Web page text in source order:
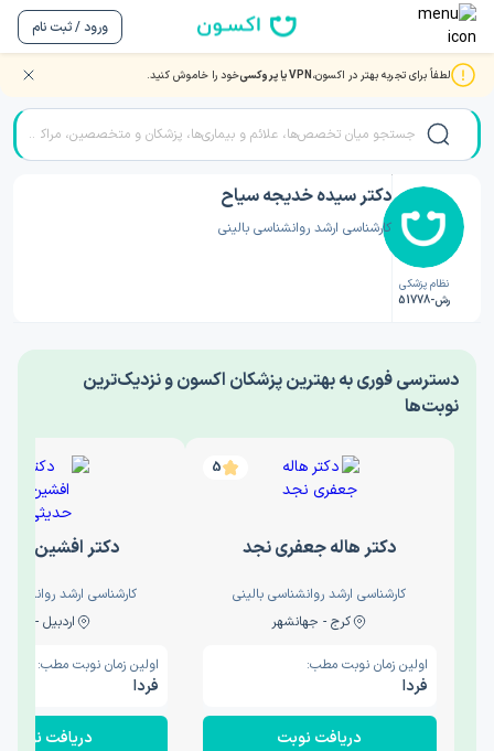
ورود / ثبت نام
لطفاً برای تجربه بهتر در اکسون،VPN یا پروکسی خود را خاموش کنید. صفحه اصلی/دکتر روانشناسی/دکتر سیده خدیجه سیاح
نظام پزشکی
رش-51778
دکتر سیده خدیجه سیاح
کارشناسی ارشد روانشناسی بالینی
‎دسترسی فوری به بهترین پزشکان اکسون و نزدیک‌ترین
نوبت‌ها
5
دکتر هاله جعفری نجد
کارشناسی ارشد روانشناسی بالینی
کرج - جهانشهر
اولین زمان نوبت مطب:
فردا
دریافت نوبت
دکتر افشین
کارشناسی ارشد
اردبیل - والی
اولین زمان نوبت مطب:
فردا
دریافت نوبت